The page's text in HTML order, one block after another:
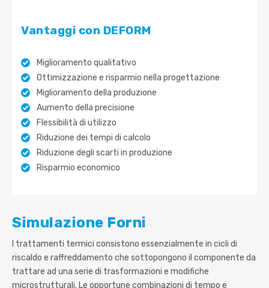
Vantaggi con DEFORM
Miglioramento qualitativo
Ottimizzazione e risparmio nella progettazione
Miglioramento della produzione
Aumento della precisione
Flessibilità di utilizzo
Riduzione dei tempi di calcolo
Riduzione degli scarti in produzione
Risparmio economico
Simulazione Forni
I trattamenti termici consistono essenzialmente in cicli di
riscaldo e raffreddamento che sottopongono il componente da
trattare ad una serie di trasformazioni e modifiche
microstrutturali. Le opportune combinazioni di tempo e